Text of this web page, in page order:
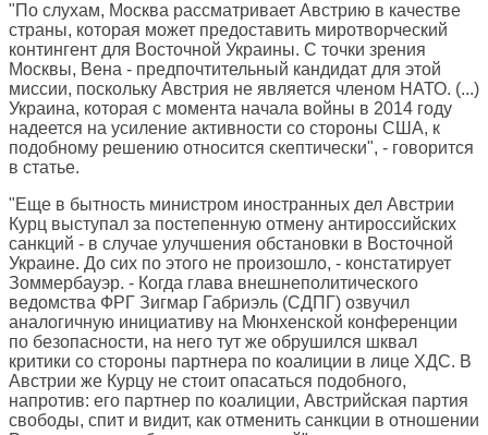
"По слухам, Москва рассматривает Австрию в качестве
страны, которая может предоставить миротворческий
контингент для Восточной Украины. С точки зрения
Москвы, Вена - предпочтительный кандидат для этой
миссии, поскольку Австрия не является членом НАТО. (...)
Украина, которая с момента начала войны в 2014 году
надеется на усиление активности со стороны США, к
подобному решению относится скептически", - говорится
в статье.
"Еще в бытность министром иностранных дел Австрии
Курц выступал за постепенную отмену антироссийских
санкций - в случае улучшения обстановки в Восточной
Украине. До сих по этого не произошло, - констатирует
Зоммербауэр. - Когда глава внешнеполитического
ведомства ФРГ Зигмар Габриэль (СДПГ) озвучил
аналогичную инициативу на Мюнхенской конференции
по безопасности, на него тут же обрушился шквал
критики со стороны партнера по коалиции в лице ХДС. В
Австрии же Курцу не стоит опасаться подобного,
напротив: его партнер по коалиции, Австрийская партия
свободы, спит и видит, как отменить санкции в отношении